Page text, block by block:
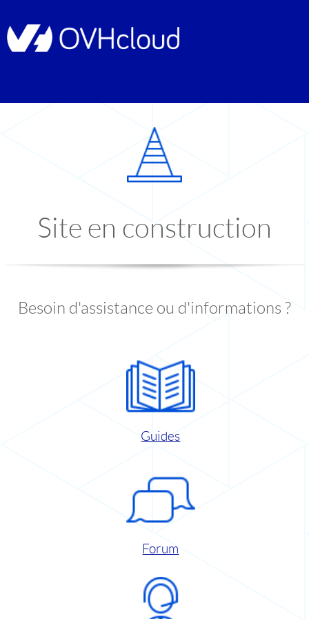
Site en construction
Besoin d'assistance ou d'informations ?
Guides
Forum